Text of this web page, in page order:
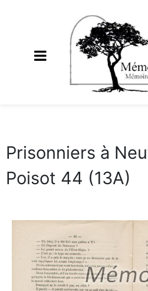
Prisonniers à
Poisot 44 (13A)